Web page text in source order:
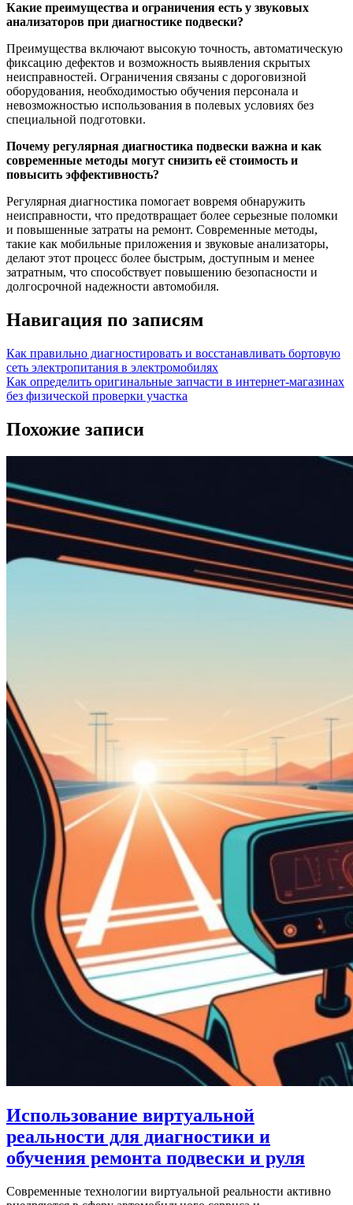
Какие преимущества и ограничения есть у звуковых
анализаторов при диагностике подвески?
Преимущества включают высокую точность, автоматическую
фиксацию дефектов и возможность выявления скрытых
неисправностей. Ограничения связаны с дороговизной
оборудования, необходимостью обучения персонала и
невозможностью использования в полевых условиях без
специальной подготовки.
Почему регулярная диагностика подвески важна и как
современные методы могут снизить её стоимость и
повысить эффективность?
Регулярная диагностика помогает вовремя обнаружить
неисправности, что предотвращает более серьезные поломки
и повышенные затраты на ремонт. Современные методы,
такие как мобильные приложения и звуковые анализаторы,
делают этот процесс более быстрым, доступным и менее
затратным, что способствует повышению безопасности и
долгосрочной надежности автомобиля.
Навигация по записям
Как правильно диагностировать и восстанавливать бортовую
сеть электропитания в электромобилях
Как определить оригинальные запчасти в интернет-магазинах
без физической проверки участка
Похожие записи
Использование виртуальной
реальности для диагностики и
обучения ремонта подвески и руля
Современные технологии виртуальной реальности активно